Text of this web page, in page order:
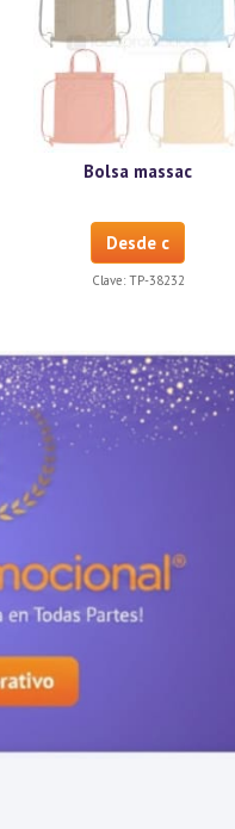
Bolsa massac
Desde c
Clave: TP-38232